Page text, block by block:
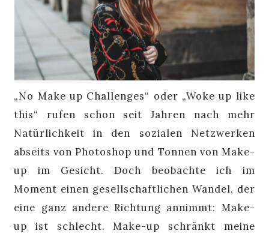
„No Make up Challenges“ oder „Woke up like
this“ rufen schon seit Jahren nach mehr
Natürlichkeit in den sozialen Netzwerken
abseits von Photoshop und Tonnen von Make-
up im Gesicht. Doch beobachte ich im
Moment einen gesellschaftlichen Wandel, der
eine ganz andere Richtung annimmt: Make-
up ist schlecht. Make-up schränkt meine